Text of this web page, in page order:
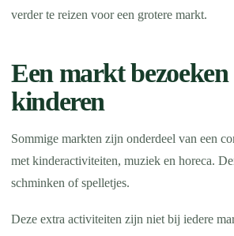
verder te reizen voor een grotere markt.
Een markt bezoeken
kinderen
Sommige markten zijn onderdeel van een
met kinderactiviteiten, muziek en horeca.
schminken of spelletjes.
Deze extra activiteiten zijn niet bij iedere